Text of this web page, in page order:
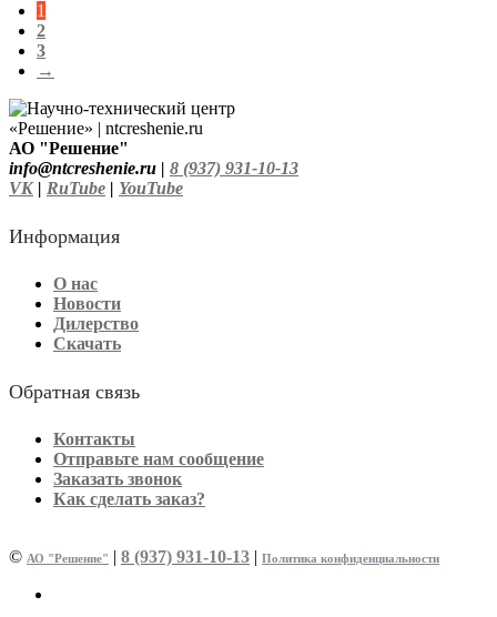
1
2
3
→
АО "Решение"
info@ntcreshenie.ru | 8 (937) 931-10-13
VK| RuTube | YouTube
Информация
О нас
Новости
Дилерство
Скачать
Обратная связь
Контакты
Отправьте нам сообщение
Заказать звонок
Как сделать заказ?
© АО "Решение" | 8 (937) 931-10-13 | Политика конфиденциальности